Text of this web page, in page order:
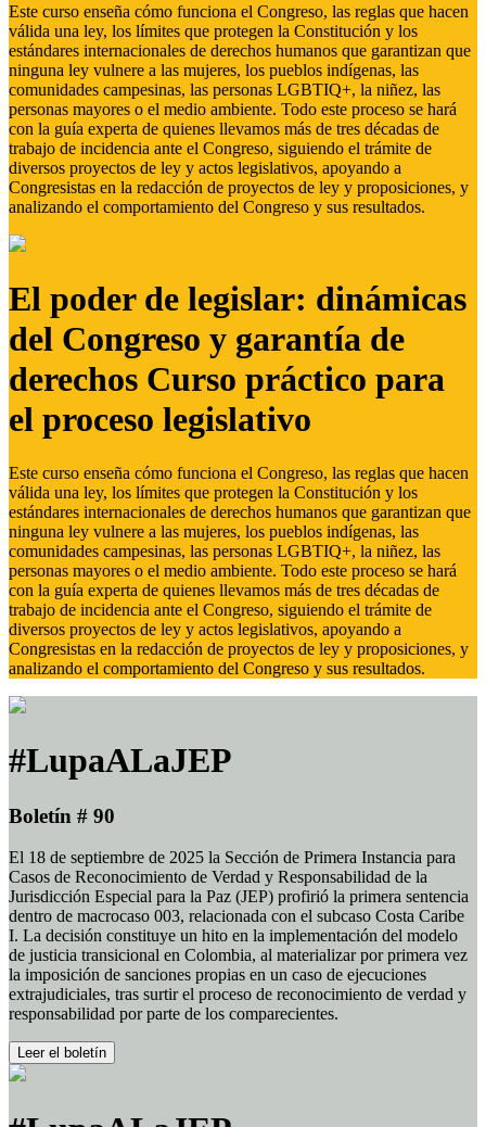
Este curso enseña cómo funciona el Congreso, las reglas que hacen
válida una ley, los límites que protegen la Constitución y los
estándares internacionales de derechos humanos que garantizan que
ninguna ley vulnere a las mujeres, los pueblos indígenas, las
comunidades campesinas, las personas LGBTIQ+, la niñez, las
personas mayores o el medio ambiente. Todo este proceso se hará
con la guía experta de quienes llevamos más de tres décadas de
trabajo de incidencia ante el Congreso, siguiendo el trámite de
diversos proyectos de ley y actos legislativos, apoyando a
Congresistas en la redacción de proyectos de ley y proposiciones, y
analizando el comportamiento del Congreso y sus resultados.
El poder de legislar: dinámicas
del Congreso y garantía de
derechos Curso práctico para
el proceso legislativo
Este curso enseña cómo funciona el Congreso, las reglas que hacen
válida una ley, los límites que protegen la Constitución y los
estándares internacionales de derechos humanos que garantizan que
ninguna ley vulnere a las mujeres, los pueblos indígenas, las
comunidades campesinas, las personas LGBTIQ+, la niñez, las
personas mayores o el medio ambiente. Todo este proceso se hará
con la guía experta de quienes llevamos más de tres décadas de
trabajo de incidencia ante el Congreso, siguiendo el trámite de
diversos proyectos de ley y actos legislativos, apoyando a
Congresistas en la redacción de proyectos de ley y proposiciones, y
analizando el comportamiento del Congreso y sus resultados.
#LupaALaJEP
Boletín # 90
El 18 de septiembre de 2025 la Sección de Primera Instancia para
Casos de Reconocimiento de Verdad y Responsabilidad de la
Jurisdicción Especial para la Paz (JEP) profirió la primera sentencia
dentro de macrocaso 003, relacionada con el subcaso Costa Caribe
I. La decisión constituye un hito en la implementación del modelo
de justicia transicional en Colombia, al materializar por primera vez
la imposición de sanciones propias en un caso de ejecuciones
extrajudiciales, tras surtir el proceso de reconocimiento de verdad y
responsabilidad por parte de los comparecientes.
Leer el boletín